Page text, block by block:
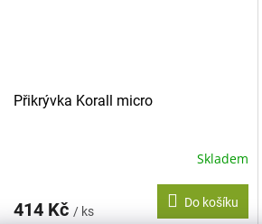
Přikrývka Korall micro
Skladem
414 Kč / ks
Do košíku